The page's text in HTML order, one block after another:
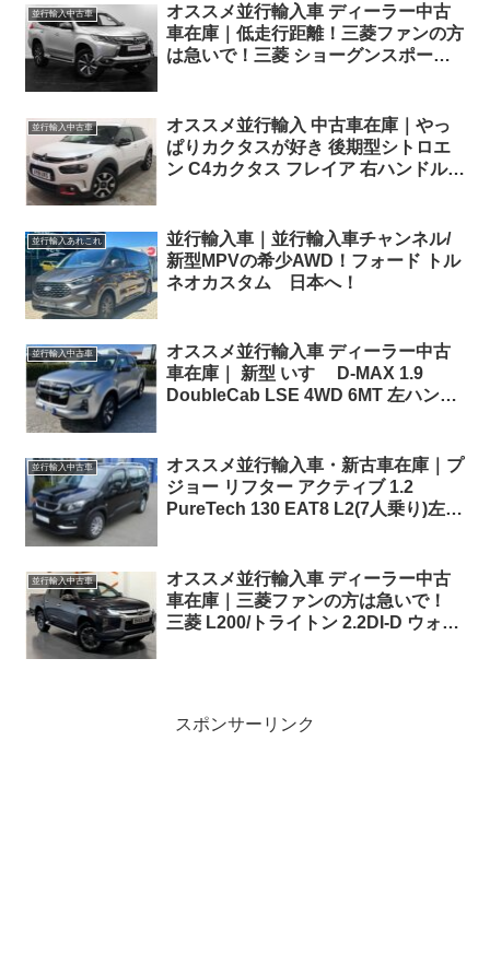
並行輸入中古車
オススメ並行輸入車 ディーラー中古
車在庫｜低走行距離！三菱ファンの方
は急いで！三菱 ショーグンスポーツ
並行輸入中古車
オススメ並行輸入 中古車在庫｜やっ
ぱりカクタスが好き 後期型シトロエ
ン C4カクタス フレイア 右ハンドル
並行輸入あれこれ
並行輸入車｜並行輸入車チャンネル/
新型MPVの希少AWD！フォード トル
ネオカスタム 日本へ！
並行輸入中古車
オススメ並行輸入車 ディーラー中古
車在庫｜ 新型 いすゞ D-MAX 1.9
DoubleCab LSE 4WD 6MT 左ハンド
並行輸入中古車
オススメ並行輸入車・新古車在庫｜プ
ジョー リフター アクティブ 1.2
PureTech 130 EAT8 L2(7人乗り)左ハ
並行輸入中古車
オススメ並行輸入車 ディーラー中古
車在庫｜三菱ファンの方は急いで！
三菱 L200/トライトン 2.2DI-D ウォリ
スポンサーリンク